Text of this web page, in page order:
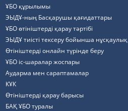
ҰБО құрылымы
ЭЫДҰ-ның Басқарушы қағидаттары
ҰБО өтініштерді қарау тәртібі
ЭЫДҰ тиісті тексеру бойынша нұсқаулық
Өтініштерді онлайн түрінде беру
ҰБО іс-шаралар жоспары
Аударма мен сараптамалар
КҰК
Өтініштерді қарау барысы
БАҚ ҰБО туралы